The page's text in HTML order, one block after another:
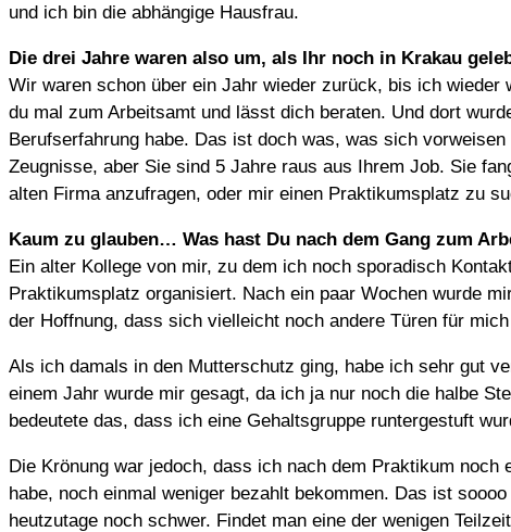
und ich bin die abhängige Hausfrau.
Die drei Jahre waren also um, als Ihr noch in Krakau
Wir waren schon über ein Jahr wieder zurück, bis ich
du mal zum Arbeitsamt und lässt dich beraten. Und dort
Berufserfahrung habe. Das ist doch was, was sich
Zeugnisse, aber Sie sind 5 Jahre raus aus Ihrem Job. Sie
alten Firma anzufragen, oder mir einen Praktikumsplatz zu
Kaum zu glauben… Was hast Du nach dem Gang zum
Ein alter Kollege von mir, zu dem ich noch sporadisch
Praktikumsplatz organisiert. Nach ein paar Wochen wurde
der Hoffnung, dass sich vielleicht noch andere Türen für
Als ich damals in den Mutterschutz ging, habe ich sehr gut
einem Jahr wurde mir gesagt, da ich ja nur noch die halbe
bedeutete das, dass ich eine Gehaltsgruppe runtergestuft
Die Krönung war jedoch, dass ich nach dem Praktikum
habe, noch einmal weniger bezahlt bekommen. Das ist
heutzutage noch schwer. Findet man eine der wenigen